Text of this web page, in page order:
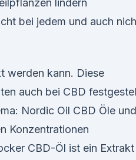
lindern
bei jedem und auch
werden kann. Diese
auch bei CBD
Nordic Oil CBD Öle und
Konzentrationen
CBD-Öl ist ein Extrakt